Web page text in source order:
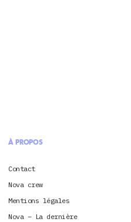
À PROPOS
Contact
Nova crew
Mentions légales
Nova – La dernière